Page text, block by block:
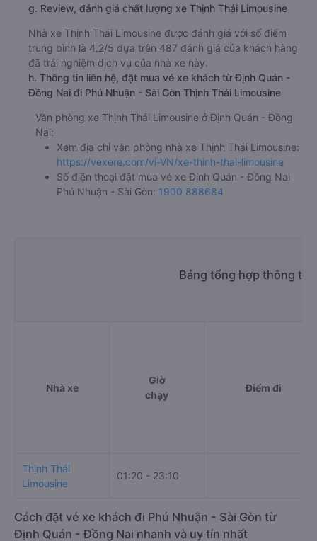
g. Review, đánh giá chất lượng xe Thịnh Thái Limousine
Nhà xe Thịnh Thái Limousine được đánh giá với số điểm
trung bình là 4.2/5 dựa trên 487 đánh giá của khách hàng
đã trải nghiệm dịch vụ của nhà xe này.
h. Thông tin liên hệ, đặt mua vé xe khách từ Định Quán -
Đồng Nai đi Phú Nhuận - Sài Gòn Thịnh Thái Limousine
Văn phòng xe Thịnh Thái Limousine ở Định Quán - Đồng
Nai:
Xem địa chỉ văn phòng nhà xe Thịnh Thái Limousine:
https://vexere.com/vi-VN/xe-thinh-thai-limousine
Số điện thoại đặt mua vé xe Định Quán - Đồng Nai
Phú Nhuận - Sài Gòn: 1900 888684
Bảng tổng hợp thông tin
Nhà xe
Giờ
chạy
Điểm đi
Thịnh Thái
Limousine
01:20 - 23:10
Cách đặt vé xe khách đi Phú Nhuận - Sài Gòn từ
Định Quán - Đồng Nai nhanh và uy tín nhất